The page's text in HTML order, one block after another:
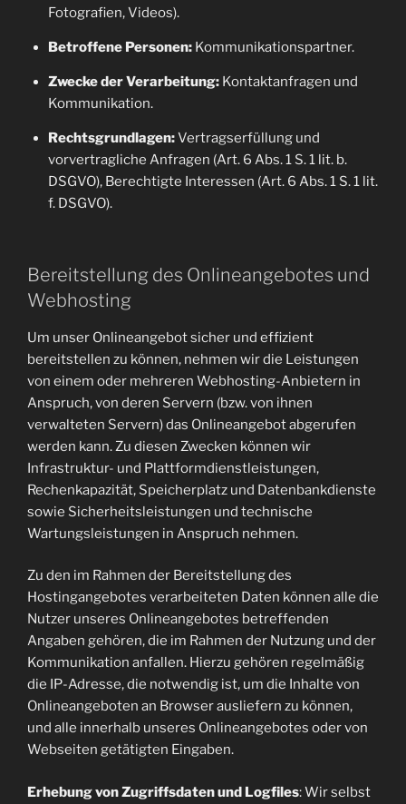
Fotografien, Videos).
Betroffene Personen:Kommunikationspartner.
Zwecke der Verarbeitung:Kontaktanfragen und
Kommunikation.
Rechtsgrundlagen:Vertragserfüllung und
vorvertragliche Anfragen (Art. 6 Abs. 1 S. 1 lit. b.
DSGVO), Berechtigte Interessen (Art. 6 Abs. 1 S. 1 lit.
f. DSGVO).
Bereitstellung des Onlineangebotes und
Webhosting
Um unser Onlineangebot sicher und effizient
bereitstellen zu können, nehmen wir die Leistungen
von einem oder mehreren Webhosting-Anbietern in
Anspruch, von deren Servern (bzw. von ihnen
verwalteten Servern) das Onlineangebot abgerufen
werden kann. Zu diesen Zwecken können wir
Infrastruktur- und Plattformdienstleistungen,
Rechenkapazität, Speicherplatz und Datenbankdienste
sowie Sicherheitsleistungen und technische
Wartungsleistungen in Anspruch nehmen.
Zu den im Rahmen der Bereitstellung des
Hostingangebotes verarbeiteten Daten können alle die
Nutzer unseres Onlineangebotes betreffenden
Angaben gehören, die im Rahmen der Nutzung und der
Kommunikation anfallen. Hierzu gehören regelmäßig
die IP-Adresse, die notwendig ist, um die Inhalte von
Onlineangeboten an Browser ausliefern zu können,
und alle innerhalb unseres Onlineangebotes oder von
Webseiten getätigten Eingaben.
Erhebung von Zugriffsdaten und Logfiles: Wir selbst